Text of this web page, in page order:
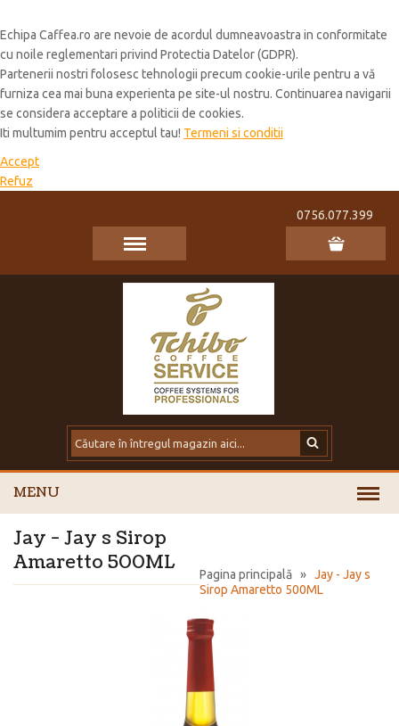
Echipa Caffea.ro are nevoie de acordul dumneavoastra in conformitate
cu noile reglementari privind Protectia Datelor (GDPR).
Partenerii nostri folosesc tehnologii precum cookie-urile pentru a vă
furniza cea mai buna experienta pe site-ul nostru. Continuarea navigarii
se considera acceptare a politicii de cookies.
Iti multumim pentru acceptul tau! Termeni si conditii
Accept
Refuz
0756.077.399
MENU
Pagina principală » Jay - Jay s
Sirop Amaretto 500ML
Jay - Jay s Sirop
Amaretto 500ML